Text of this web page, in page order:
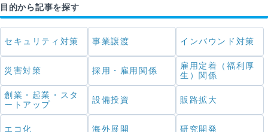
目的から記事を探す
セキュリティ対策 事業譲渡 インバウンド対策
災害対策 採用・雇用関係
雇用定着（福利厚
生）関係
創業・起業・スタ
ートアップ
設備投資 販路拡大
エコ化 海外展開 研究開発